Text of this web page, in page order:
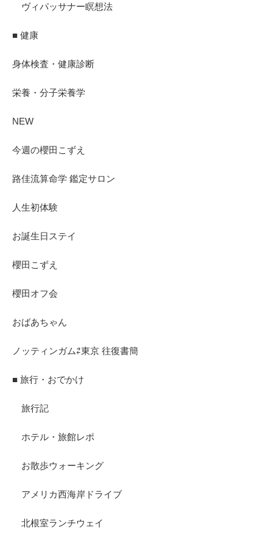
ヴィパッサナー瞑想法
■ 健康
身体検査・健康診断
栄養・分子栄養学
NEW
今週の櫻田こずえ
路佳流算命学 鑑定サロン
人生初体験
お誕生日ステイ
櫻田こずえ
櫻田オフ会
おばあちゃん
ノッティンガム⇄東京 往復書簡
■ 旅行・おでかけ
旅行記
ホテル・旅館レポ
お散歩ウォーキング
アメリカ西海岸ドライブ
北根室ランチウェイ